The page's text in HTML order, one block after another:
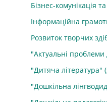
Бізнес-комунікація
Інформаційна
Розвиток творчих
"Актуальні
"Дитяча
"Дошкільна